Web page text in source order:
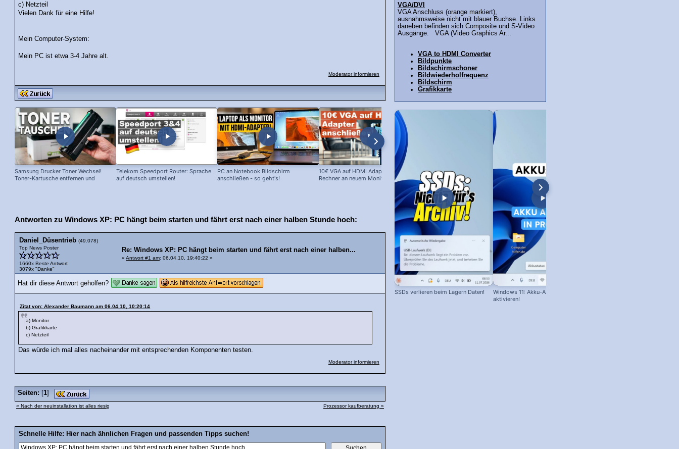
c) Netzteil
Vielen Dank für eine Hilfe!
Mein Computer-System:
Mein PC ist etwa 3-4 Jahre alt.
Moderator informieren
Samsung Drucker Toner Wechsel!
Toner-Kartusche entfernen und
Telekom Speedport Router: Sprache
auf deutsch umstellen!
PC an Notebook Bildschirm
anschließen - so geht's!
10€ VGA auf HDMI Adapter: Alte
Rechner an neuem Monitor!
10 EUR Cinch AV auf HDMI Converter
im Test
HDMI Video Capture Karte: Aufnehmen
mit VLC Player!
Antworten zu Windows XP: PC hängt beim starten und fährt erst nach einer halben Stunde hoch:
Daniel_Düsentrieb (49.078)
Top News Poster
1660x Beste Antwort
3079x "Danke"
Re: Windows XP: PC hängt beim starten und fährt erst nach einer halben...
« Antwort #1 am: 06.04.10, 19:40:22 »
Hat dir diese Antwort geholfen?
Zitat von: Alexander Baumann am 06.04.10, 10:20:14
a) Monitor
b) Grafikkarte
c) Netzteil
Das würde ich mal alles nacheinander mit entsprechenden Komponenten testen.
Moderator informieren
Seiten: [1]
« Nach der neuinstallation ist alles riesig Prozessor kaufberatung »
Schnelle Hilfe: Hier nach ähnlichen Fragen und passenden Tipps suchen!
VGA/DVI
VGA Anschluss (orange markiert),
ausnahmsweise nicht mit blauer Buchse. Links
daneben befinden sich Composite und S-Video
Ausgänge. VGA (Video Graphics Ar...
VGA to HDMI Converter
Bildpunkte
Bildschirmschoner
Bildwiederholfrequenz
Bildschirm
Grafikkarte
SSDs verlieren beim Lagern Daten!
Windows 11: Akku-Anzeige in Prozent
aktivieren!